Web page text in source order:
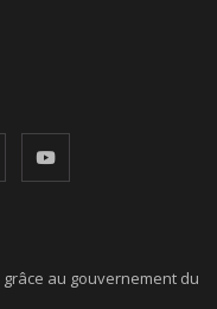
au gouvernement du